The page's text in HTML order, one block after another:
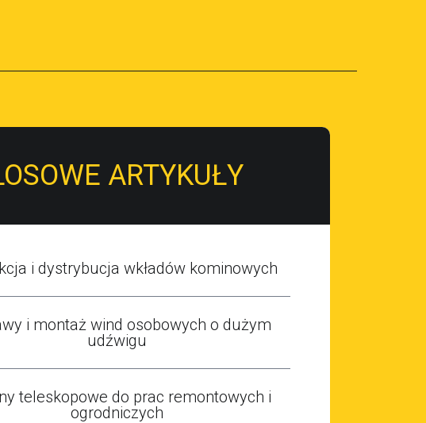
ARTYKUŁY
i dystrybucja wkładów kominowych
i montaż wind osobowych o dużym
udźwigu
teleskopowe do prac remontowych i
ogrodniczych